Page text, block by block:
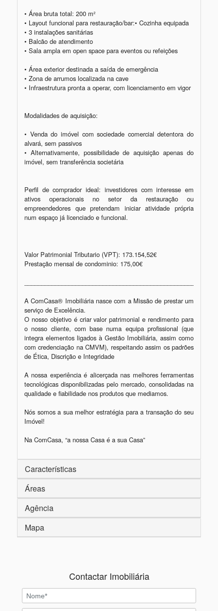
• Área bruta total: 200 m²
• Layout funcional para restauração/bar:• Cozinha equipada
• 3 instalações sanitárias
• Balcão de atendimento
• Sala ampla em open space para eventos ou refeições
• Área exterior destinada a saída de emergência
• Zona de arrumos localizada na cave
• Infraestrutura pronta a operar, com licenciamento em vigor
Modalidades de aquisição:
• Venda do imóvel com sociedade comercial detentora do
alvará, sem passivos
• Alternativamente, possibilidade de aquisição apenas do
imóvel, sem transferência societária
Perfil de comprador ideal: investidores com interesse em
ativos operacionais no setor da restauração ou
empreendedores que pretendam iniciar atividade própria
num espaço já licenciado e funcional.
Valor Patrimonial Tributario (VPT): 173.154,52€
Prestação mensal de condominio: 175,00€
A ComCasa® Imobiliária nasce com a Missão de prestar um
serviço de Excelência.
O nosso objetivo é criar valor patrimonial e rendimento para
o nosso cliente, com base numa equipa profissional (que
integra elementos ligados à Gestão Imobiliária, assim como
com credenciação na CMVM), respeitando assim os padrões
de Ética, Discrição e Integridade
A nossa experiência é alicerçada nas melhores ferramentas
tecnológicas disponibilizadas pelo mercado, consolidadas na
qualidade e fiabilidade nos produtos que mediamos.
Nós somos a sua melhor estratégia para a transação do seu
Imóvel!
Na ComCasa, “a nossa Casa é a sua Casa”
Características
Áreas
Agência
Mapa
Contactar Imobiliária